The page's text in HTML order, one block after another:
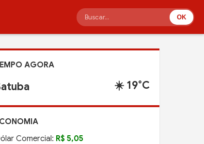
OK
AGORA
☀️ 19°C
Comercial: R$ 5,05